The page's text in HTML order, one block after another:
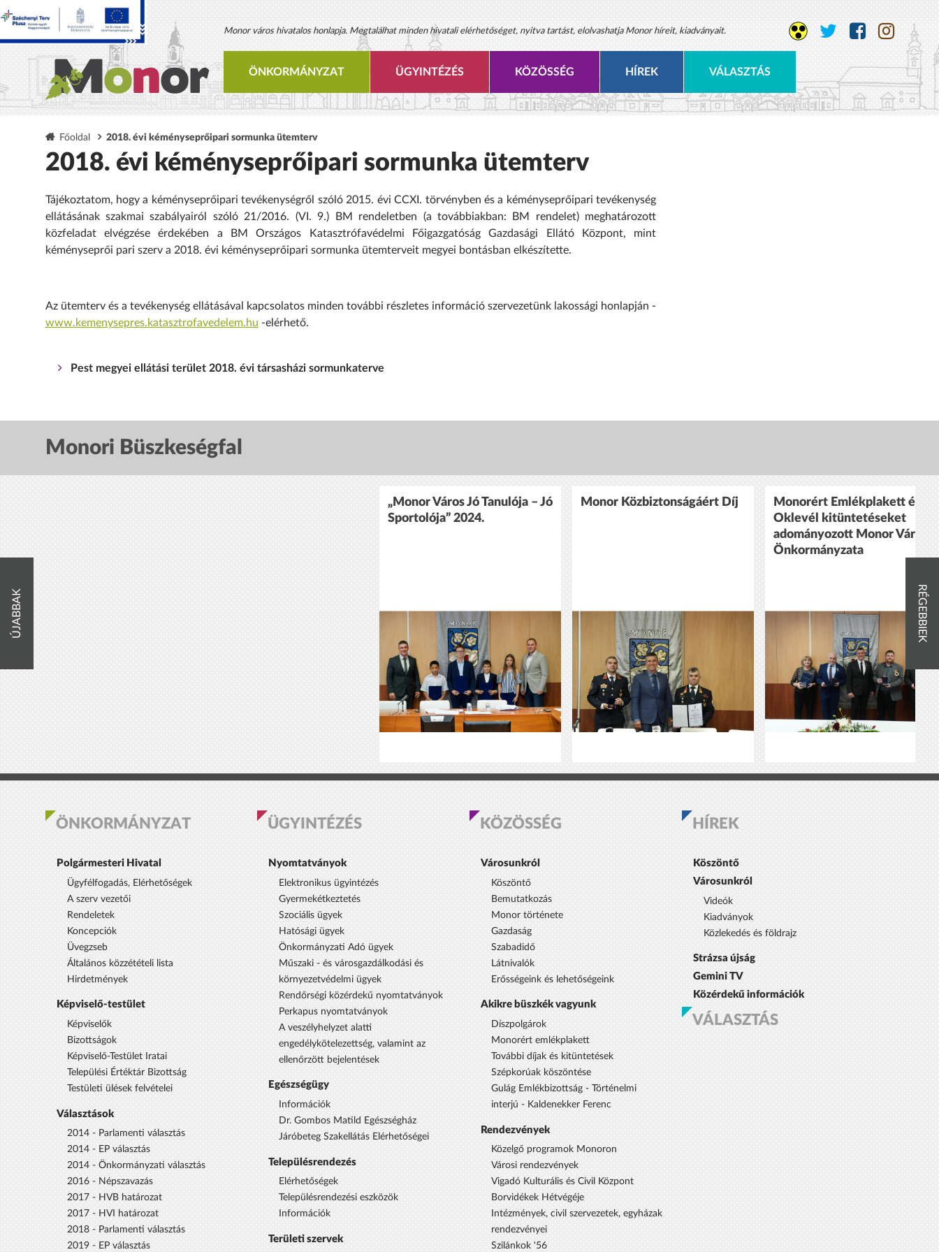
Monor város hivatalos honlapja. Megtalálhat minden hivatali elérhetőséget, nyitva tartást, elolvashatja Monor híreit, kiadványait.
ÖNKORMÁNYZAT ÜGYINTÉZÉS KÖZÖSSÉG HÍREK VÁLASZTÁS
Főoldal 2018. évi kéményseprőipari sormunka ütemterv
2018. évi kéményseprőipari sormunka ütemterv
Tájékoztatom, hogy a kéményseprőipari tevékenységről szóló 2015. évi CCXI. törvényben és a kéményseprőipari tevékenység
ellátásának szakmai szabályairól szóló 21/2016. (VI. 9.) BM rendeletben (a továbbiakban: BM rendelet) meghatározott
közfeladat elvégzése érdekében a BM Országos Katasztrófavédelmi Főigazgatóság Gazdasági Ellátó Központ, mint
kéményseprői pari szerv a 2018. évi kéményseprőipari sormunka ütemterveit megyei bontásban elkészítette.
Az ütemterv és a tevékenység ellátásával kapcsolatos minden további részletes információ szervezetünk lakossági honlapján -
www.kemenysepres.katasztrofavedelem.hu -elérhető.
Pest megyei ellátási terület 2018. évi társasházi sormunkaterve
Monori Büszkeségfal
ÚJABBAK
„Monor Város Jó Tanulója – Jó
Sportolója” 2024.
Monor Közbiztonságáért Díj
Monorért Emlékplakett és
Oklevél kitüntetéseket
adományozott Monor Város
Önkormányzata
RÉGEBBIEK
ÖNKORMÁNYZAT
Polgármesteri Hivatal
Ügyfélfogadás, Elérhetőségek
A szerv vezetői
Rendeletek
Koncepciók
Üvegzseb
Általános közzétételi lista
Hirdetmények
Képviselő-testület
Képviselők
Bizottságok
Képviselő-Testület Iratai
Települési Értéktár Bizottság
Testületi ülések felvételei
Választások
2014 - Parlamenti választás
2014 - EP választás
2014 - Önkormányzati választás
2016 - Népszavazás
2017 - HVB határozat
2017 - HVI határozat
2018 - Parlamenti választás
2019 - EP választás
ÜGYINTÉZÉS
Nyomtatványok
Elektronikus ügyintézés
Gyermekétkeztetés
Szociális ügyek
Hatósági ügyek
Önkormányzati Adó ügyek
Műszaki - és városgazdálkodási és
környezetvédelmi ügyek
Rendőrségi közérdekű nyomtatványok
Perkapus nyomtatványok
A veszélyhelyzet alatti
engedélykötelezettség, valamint az
ellenőrzött bejelentések
Egészségügy
Információk
Dr. Gombos Matild Egészségház
Járóbeteg Szakellátás Elérhetőségei
Településrendezés
Elérhetőségek
Településrendezési eszközök
Információk
Területi szervek
KÖZÖSSÉG
Városunkról
Köszöntő
Bemutatkozás
Monor története
Gazdaság
Szabadidő
Látnivalók
Erősségeink és lehetőségeink
Akikre büszkék vagyunk
Díszpolgárok
Monorért emlékplakett
További díjak és kitüntetések
Szépkorúak köszöntése
Gulág Emlékbizottság - Történelmi
interjú - Kaldenekker Ferenc
Rendezvények
Közelgő programok Monoron
Városi rendezvények
Vigadó Kulturális és Civil Központ
Borvidékek Hétvégéje
Intézmények, civil szervezetek, egyházak
rendezvényei
Szilánkok '56
HÍREK
Köszöntő
Városunkról
Videók
Kiadványok
Közlekedés és földrajz
Strázsa újság
Gemini TV
Közérdekű információk
VÁLASZTÁS